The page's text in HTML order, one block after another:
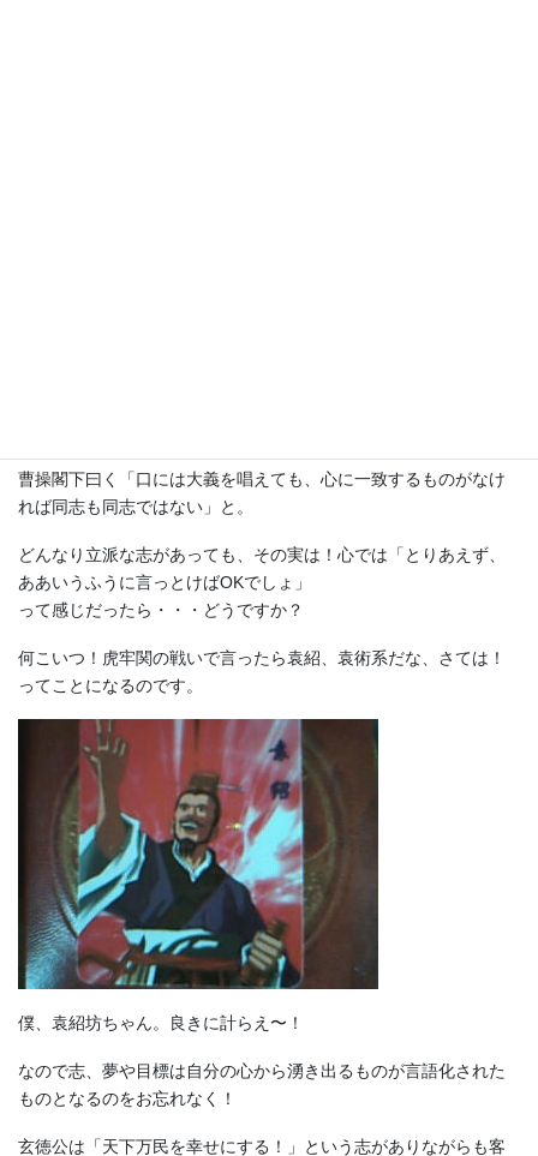
曹操閣下曰く「口には大義を唱えても、心に一致するものがなけ
れば同志も同志ではない」と。
どんなり立派な志があっても、その実は！心では「とりあえず、
ああいうふうに言っとけばOKでしょ」
って感じだったら・・・どうですか？
何こいつ！虎牢関の戦いで言ったら袁紹、袁術系だな、さては！
ってことになるのです。
僕、袁紹坊ちゃん。良きに計らえ〜！
なので志、夢や目標は自分の心から湧き出るものが言語化された
ものとなるのをお忘れなく！
玄徳公は「天下万民を幸せにする！」という志がありながらも客